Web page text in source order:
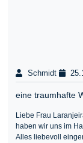
Schmidt
eine traumhafte
Liebe Frau
haben wir uns im
Alles liebevoll